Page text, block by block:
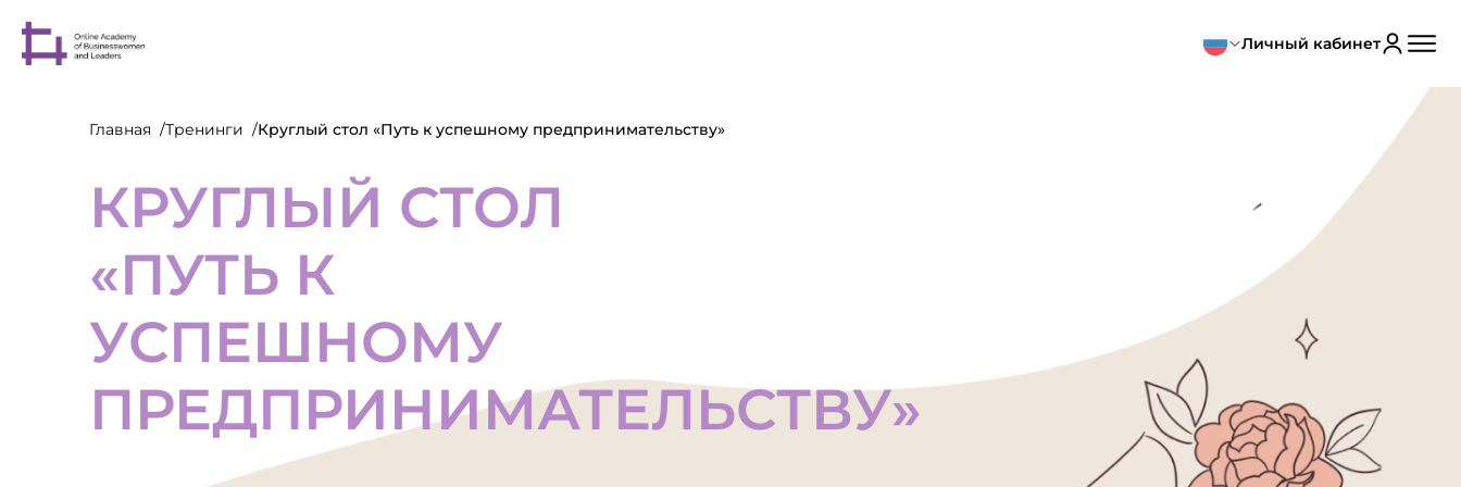
Личный кабинет
Главная Тренинги Круглый стол «Путь к успешному предпринимательству»
КРУГЛЫЙ СТОЛ
«ПУТЬ К
УСПЕШНОМУ
ПРЕДПРИНИМАТЕЛЬСТВУ»